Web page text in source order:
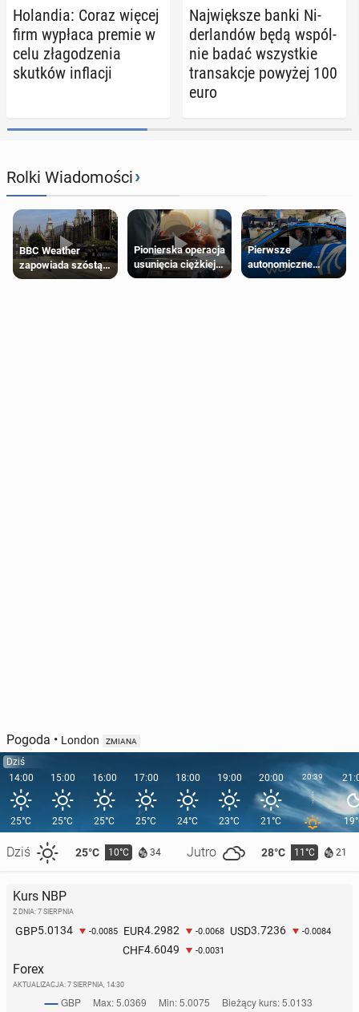
Ho­lan­dia: Coraz więcej
firm wypłaca premie w
celu zła­go­dze­nia
skutków in­fla­cji
Naj­więk­sze banki Ni­
der­lan­dów będą wspól­
nie badać wszyst­kie
trans­ak­cje powyżej 100
euro
Rolki Wiadomości›
BBC Weather
zapowiada szóstą
falę upałów w
Pionierska operacja
usunięcia ciężkiej
wady wrodzonej
Pierwsze
autonomiczne
Ubery pojawią się
Pogoda • London ZMIANA
Dziś
14:00
25°C
Dziś 25°C 10°C 34 Jutro 28°C 11°C 21
15:00
25°C
16:00
25°C
17:00
25°C
18:00
24°C
19:00
23°C
20:00
21°C
20:39
Kurs NBP
Z DNIA: 7 SIERPNIA
GBP5.0134 -0.0085 EUR4.2982 -0.0068 USD3.7236 -0.0084
CHF4.6049 -0.0031
Forex
AKTUALIZACJA: 7 SIERPNIA, 14:30